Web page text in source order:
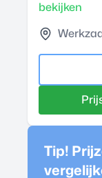
bekijken
Tip!